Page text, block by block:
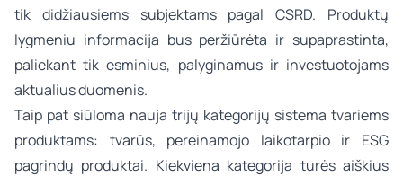
tik didžiausiems subjektams pagal CSRD. Produktų
lygmeniu informacija bus peržiūrėta ir supaprastinta,
paliekant tik esminius, palyginamus ir investuotojams
aktualius duomenis.
Taip pat siūloma nauja trijų kategorijų sistema tvariems
produktams: tvarūs, pereinamojo laikotarpio ir ESG
pagrindų produktai. Kiekviena kategorija turės aiškius